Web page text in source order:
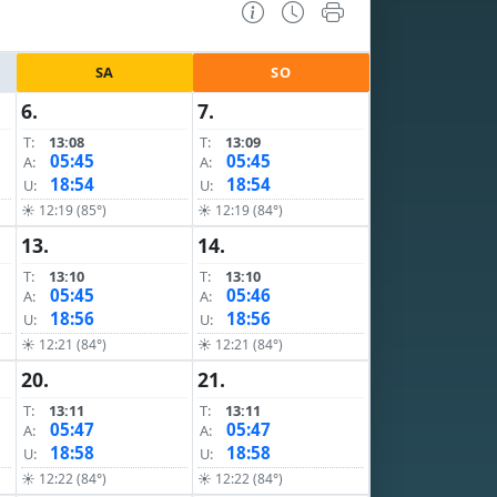
SA SO
6.
T:
13:08
A:
05:45
U: 18:54
☀ 12:19 (85°)
7.
T:
13:09
A:
05:45
U: 18:54
☀ 12:19 (84°)
13.
T:
13:10
A:
05:45
U: 18:56
☀ 12:21 (84°)
14.
T:
13:10
A:
05:46
U: 18:56
☀ 12:21 (84°)
20.
T:
13:11
A:
05:47
U: 18:58
☀ 12:22 (84°)
21.
T:
13:11
A:
05:47
U: 18:58
☀ 12:22 (84°)